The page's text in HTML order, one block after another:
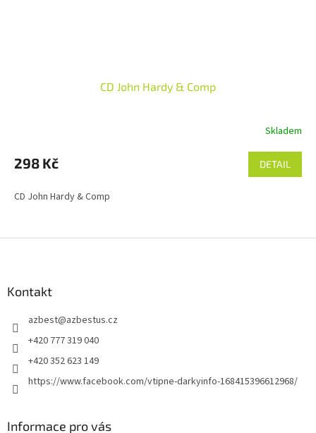
CD John Hardy & Comp
Skladem
298 Kč DETAIL
CD John Hardy & Comp
Kontakt
azbest@azbestus.cz
+420 777 319 040
+420 352 623 149
https://www.facebook.com/vtipne-darkyinfo-168415396612968/
Informace pro vás